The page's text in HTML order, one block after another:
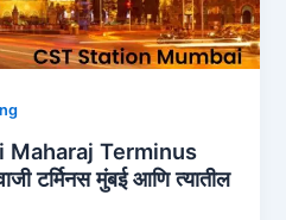
Maharaj Terminus
टर्मिनस मुंबई आणि त्यातील